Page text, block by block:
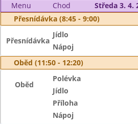
Menu
Chod
Středa 3. 4.
Přesnídávka (8:45 - 9:00)
Přesnídávka
Jídlo
Nápoj
Oběd (11:50 - 12:20)
Oběd
Polévka
Jídlo
Příloha
Nápoj